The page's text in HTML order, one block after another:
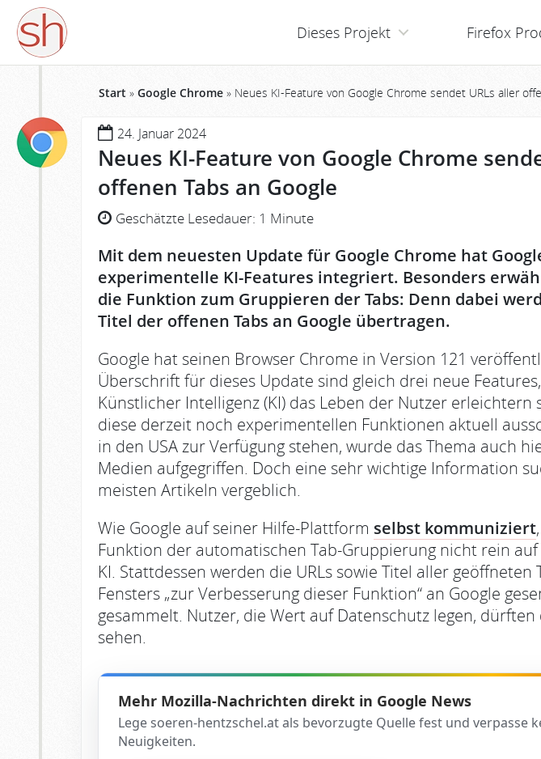
Dieses Projekt Firefox
Start » Google Chrome » Neues KI-Feature von Google Chrome sendet URLs aller
24. Januar 2024
Neues KI-Feature von Google Chrome
offenen Tabs an Google
Geschätzte Lesedauer: 1 Minute
Mit dem neuesten Update für Google Chrome hat
experimentelle KI-Features integriert. Besonders
die Funktion zum Gruppieren der Tabs: Denn dabei
Titel der offenen Tabs an Google übertragen.
Google hat seinen Browser Chrome in Version 121
Überschrift für dieses Update sind gleich drei neue
Künstlicher Intelligenz (KI) das Leben der Nutzer erleichtern
diese derzeit noch experimentellen Funktionen aktuell
in den USA zur Verfügung stehen, wurde das Thema auch
Medien aufgegriffen. Doch eine sehr wichtige Information
meisten Artikeln vergeblich.
Wie Google auf seiner Hilfe-Plattform selbst kommuniziert
Funktion der automatischen Tab-Gruppierung nicht rein
KI. Stattdessen werden die URLs sowie Titel aller geöffneten
Fensters „zur Verbesserung dieser Funktion“ an Google
gesammelt. Nutzer, die Wert auf Datenschutz legen,
sehen.
Mehr Mozilla-Nachrichten direkt in Google News
Lege soeren-hentzschel.at als bevorzugte Quelle fest und verpasse
Neuigkeiten.